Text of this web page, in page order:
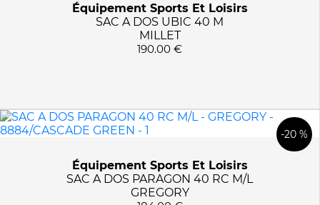
Équipement Sports Et Loisirs
SAC A DOS UBIC 40 M
MILLET
190.00 €
-20 %
Équipement Sports Et Loisirs
SAC A DOS PARAGON 40 RC M/L
GREGORY